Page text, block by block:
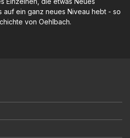
auf ein ganz neues Niveau hebt - so
von Oehlbach.